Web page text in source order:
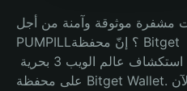
موثوقة وآمنة من أجل
PUMPILL؟ إنّ محفظة Bitget خيارك الأفضل. حيث يثق بها